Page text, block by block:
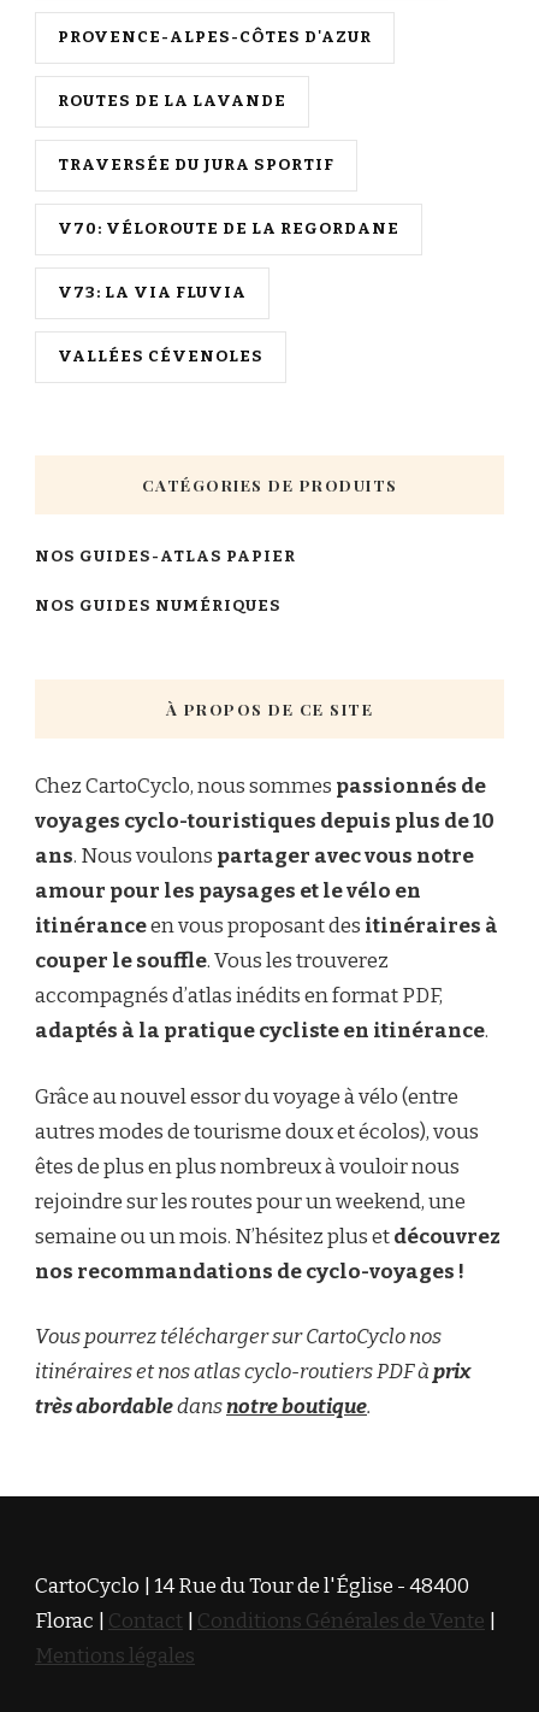
PROVENCE-ALPES-CÔTES D'AZUR
ROUTES DE LA LAVANDE
TRAVERSÉE DU JURA SPORTIF
V70: VÉLOROUTE DE LA REGORDANE
V73: LA VIA FLUVIA
VALLÉES CÉVENOLES
CATÉGORIES DE PRODUITS
NOS GUIDES-ATLAS PAPIER
NOS GUIDES NUMÉRIQUES
À PROPOS DE CE SITE
Chez CartoCyclo, nous sommes passionnés de
voyages cyclo-touristiques depuis plus de 10
ans. Nous voulons partager avec vous notre
amour pour les paysages et le vélo en
itinéranceen vous proposant des itinéraires à
couper le souffle. Vous les trouverez
accompagnés d’atlas inédits en format PDF,
adaptés à la pratique cycliste en itinérance.
Grâce au nouvel essor du voyage à vélo (entre
autres modes de tourisme doux et écolos), vous
êtes de plus en plus nombreux à vouloir nous
rejoindre sur les routes pour un weekend, une
semaine ou un mois. N’hésitez plus etdécouvrez
nos recommandations de cyclo-voyages !
Vous pourrez télécharger sur CartoCyclo nos
itinéraires et nos atlas cyclo-routiers PDF àprix
très abordabledansnotre boutique.
CartoCyclo | 14 Rue du Tour de l'Église - 48400
Florac | Contact Conditions Générales de Vente
Mentions légales